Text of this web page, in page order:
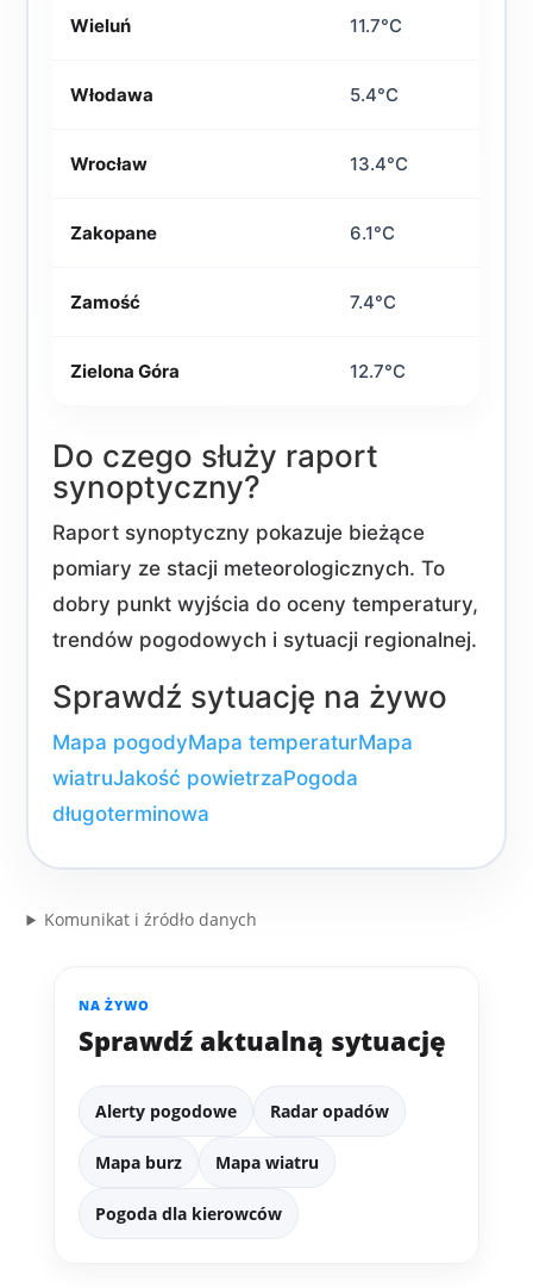
Wieluń 11.7°C
Włodawa 5.4°C
Wrocław 13.4°C
Zakopane 6.1°C
Zamość 7.4°C
Zielona Góra 12.7°C
Do czego służy raport
synoptyczny?
Raport synoptyczny pokazuje bieżące
pomiary ze stacji meteorologicznych. To
dobry punkt wyjścia do oceny temperatury,
trendów pogodowych i sytuacji regionalnej.
Sprawdź sytuację na żywo
Mapa pogodyMapa temperaturMapa
wiatruJakość powietrzaPogoda
długoterminowa
Komunikat i źródło danych
NA ŻYWO
Sprawdź aktualną sytuację
Alerty pogodowe Radar opadów
Mapa burz Mapa wiatru
Pogoda dla kierowców